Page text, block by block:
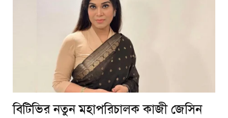
বিটিভির নতুন মহাপরিচালক কাজী জেসিন